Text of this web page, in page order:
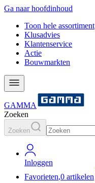
Ga naar hoofdinhoud
Toon hele assortiment
Klusadvies
Klantenservice
Actie
Bouwmarkten
GAMMA
Zoeken
Zoeken
Inloggen
Favorieten,0 artikelen